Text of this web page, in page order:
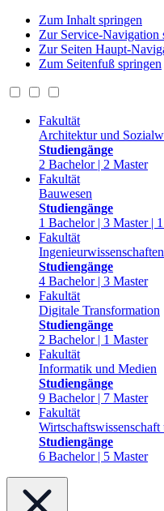
Zum Inhalt springen
Zur Service-Navigation
Zur Seiten Haupt-
Zum Seitenfuß springen
Fakultät
Architektur und
Studiengänge
2 Bachelor | 2 Master
Fakultät
Bauwesen
Studiengänge
1 Bachelor | 3 Master |
Fakultät
Ingenieurwissenschaften
Studiengänge
4 Bachelor | 3 Master
Fakultät
Digitale Transformation
Studiengänge
2 Bachelor | 1 Master
Fakultät
Informatik und Medien
Studiengänge
9 Bachelor | 7 Master
Fakultät
Studiengänge
6 Bachelor | 5 Master